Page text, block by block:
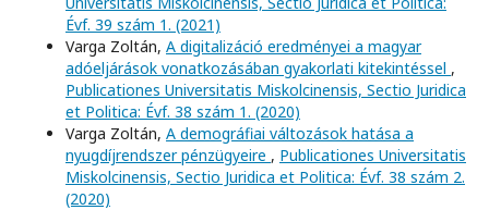
Évf. 39 szám 1. (2021)
Varga Zoltán, A digitalizáció eredményei a magyar
adóeljárások vonatkozásában gyakorlati kitekintéssel ,
Publicationes Universitatis Miskolcinensis, Sectio Juridica
et Politica: Évf. 38 szám 1. (2020)
Varga Zoltán, A demográfiai változások hatása a
nyugdíjrendszer pénzügyeire , Publicationes Universitatis
Miskolcinensis, Sectio Juridica et Politica: Évf. 38 szám 2.
(2020)